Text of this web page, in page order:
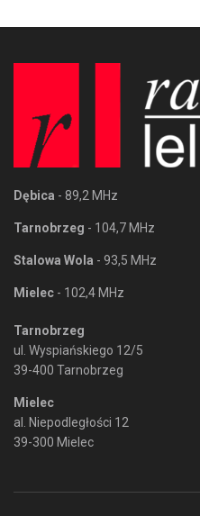
Dębica - 89,2 MHz
Tarnobrzeg - 104,7 MHz
Stalowa Wola - 93,5 MHz
Mielec - 102,4 MHz
Tarnobrzeg
ul. Wyspiańskiego 12/5
39-400 Tarnobrzeg
Mielec
al. Niepodległości 12
39-300 Mielec